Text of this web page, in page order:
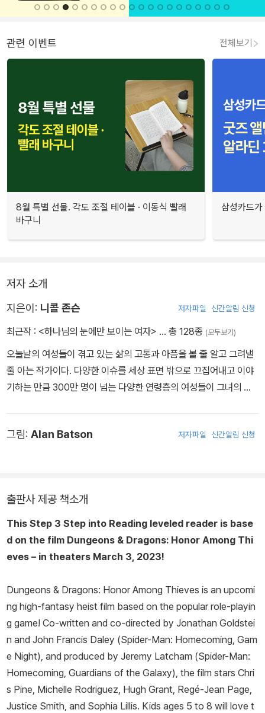
관련 이벤트 전체보기
8월 특별 선물. 각도 조절 테이블 · 이동식 빨래
바구니
삼성카드
저자 소개
지은이: 니콜 존슨 저자파일 신간알림 신청
최근작 : <하나님의 눈에만 보이는 여자> … 총 128종 (모두보기)
오늘날의 여성들이 겪고 있는 삶의 고통과 아픔을 볼 줄 알고 그려낼
줄 아는 작가이다. 다양한 이슈를 세상 표면 밖으로 끄집어내고 이야
기하는 만큼 300만 명이 넘는 다양한 연령층의 여성들이 그녀의 강
는 하나님의 지혜와 코미디를 결합한 작품들을 펼쳐내는 재능 있는
사역을 꾸준히 감당하고 있다. 그녀는 현재 그녀의 남편, 아들과 함께
캘리포니아에서 살고 있다.
그림: Alan Batson 저자파일 신간알림 신청
출판사 제공 책소개
This Step 3 Step into Reading leveled reader is base
d on the film Dungeons & Dragons: Honor Among Thi
eves ­– in theaters March 3, 2023!
Dungeons & Dragons: Honor Among Thieves is an upcomi
ng high-fantasy heist film based on the popular role-playin
g game! Co-written and co-directed by Jonathan Goldstei
n and John Francis Daley (Spider-Man: Homecoming, Gam
e Night), and produced by Jeremy Latcham (Spider-Man:
Homecoming, Guardians of the Galaxy), the film stars Chri
s Pine, Michelle Rodriguez, Hugh Grant, Regé-Jean Page,
Justice Smith, and Sophia Lillis. Kids ages 5 to 8 will love t